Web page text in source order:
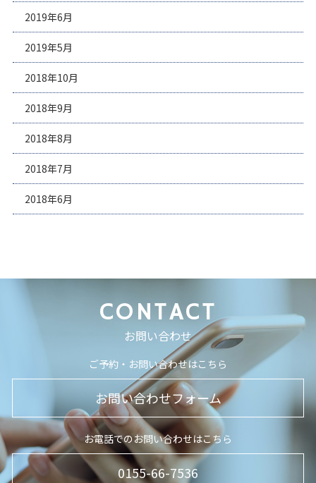
2019年6月
2019年5月
2018年10月
2018年9月
2018年8月
2018年7月
2018年6月
CONTACT
お問い合わせ
ご予約・お問い合わせはこちら
お問い合わせフォーム
お電話でのお問い合わせはこちら
0155-66-7536